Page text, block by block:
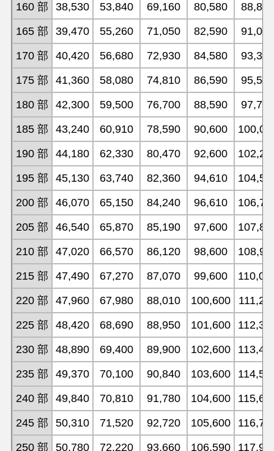
160 部
38,530 53,840 69,160 80,580
88,830
165 部
39,470 55,260 71,050 82,590
91,070
170 部
40,420 56,680 72,930 84,580
93,300
175 部
41,360 58,080 74,810 86,590
95,550
180 部
42,300 59,500 76,700 88,590
97,780
185 部
43,240 60,910 78,590 90,600
190 部
44,180 62,330 80,470 92,600
195 部
45,130 63,740 82,360 94,610
200 部
46,070 65,150 84,240 96,610
205 部
46,540 65,870 85,190 97,600
210 部
47,020 66,570 86,120 98,600
215 部
47,490 67,270 87,070 99,600
220 部
47,960 67,980 88,010 100,600
225 部
48,420 68,690 88,950 101,600
230 部
48,890 69,400 89,900 102,600
235 部
49,370 70,100 90,840 103,600
240 部
49,840 70,810 91,780 104,600
245 部
50,310 71,520 92,720 105,600
250 部
50,780 72,220 93,660 106,590